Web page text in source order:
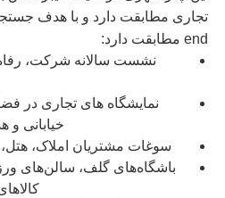
end مطابقت دارد:
نشست سالانه شرکت، رفاه
نمایشگاه های تجاری در
خیابانی و
سوغات مشتریان املاک،
باشگاه‌های گلف، سالن‌های